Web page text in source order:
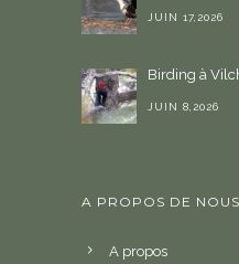
JUIN 17,2026
Birding à
JUIN 8,2026
A PROPOS DE NOUS
A propos